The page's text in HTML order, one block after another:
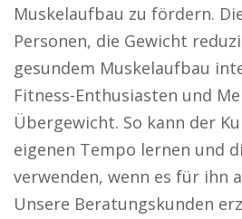
Muskelaufbau zu fördern.
Personen, die Gewicht
gesundem Muskelaufbau
Fitness-Enthusiasten und
Übergewicht. So kann der
eigenen Tempo lernen und
verwenden, wenn es für ihn
Unsere Beratungskunden